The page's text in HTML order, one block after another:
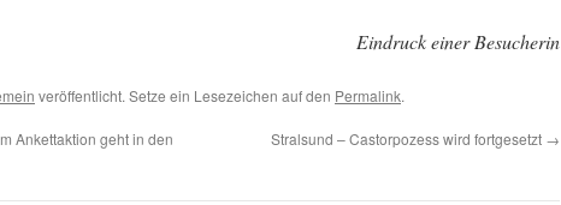
Eindruck einer Besucherin
veröffentlicht. Setze ein Lesezeichen auf den Permalink.
Ankettaktion geht in den
Stralsund – Castorpozess wird fortgesetzt →